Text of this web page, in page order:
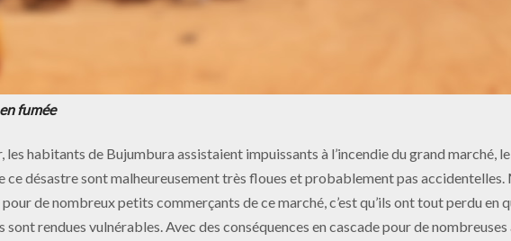
fumée
les habitants de Bujumbura assistaient impuissants à l’incendie du grand marché,
ce désastre sont malheureusement très floues et probablement pas accidentelles.
de nombreux petits commerçants de ce marché, c’est qu’ils ont tout perdu en
rendues vulnérables. Avec des conséquences en cascade pour de nombreuses